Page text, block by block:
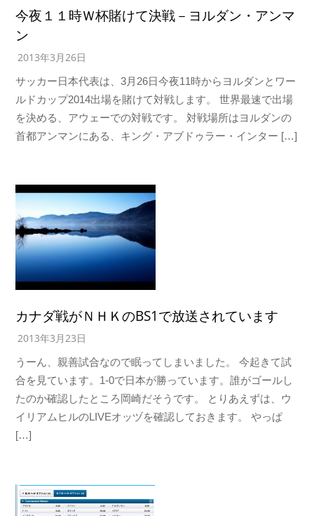
今夜１１時Ｗ杯賭けて決戦－ヨルダン・アンマ
ン
2013年3月26日
サッカー日本代表は、3月26日今夜11時からヨルダンとワー
ルドカップ2014出場を賭けて対戦します。 世界最速で出場
を決める、アウェーでの対戦です。 対戦場所はヨルダンの
首都アンマンにある、キング・アブドゥラー・インター […]
カナダ戦がＮＨＫのBS1で放送されています
2013年3月23日
うーん、親善試合なので眠ってしまいました。 今起きて試
合を見ています。1-0で日本が勝っています。誰がゴールし
たのか確認したところ岡崎だそうです。 とりあえずは、ウ
イリアムヒルのLIVEオッヅを確認しておきます。 やっぱ
[…]